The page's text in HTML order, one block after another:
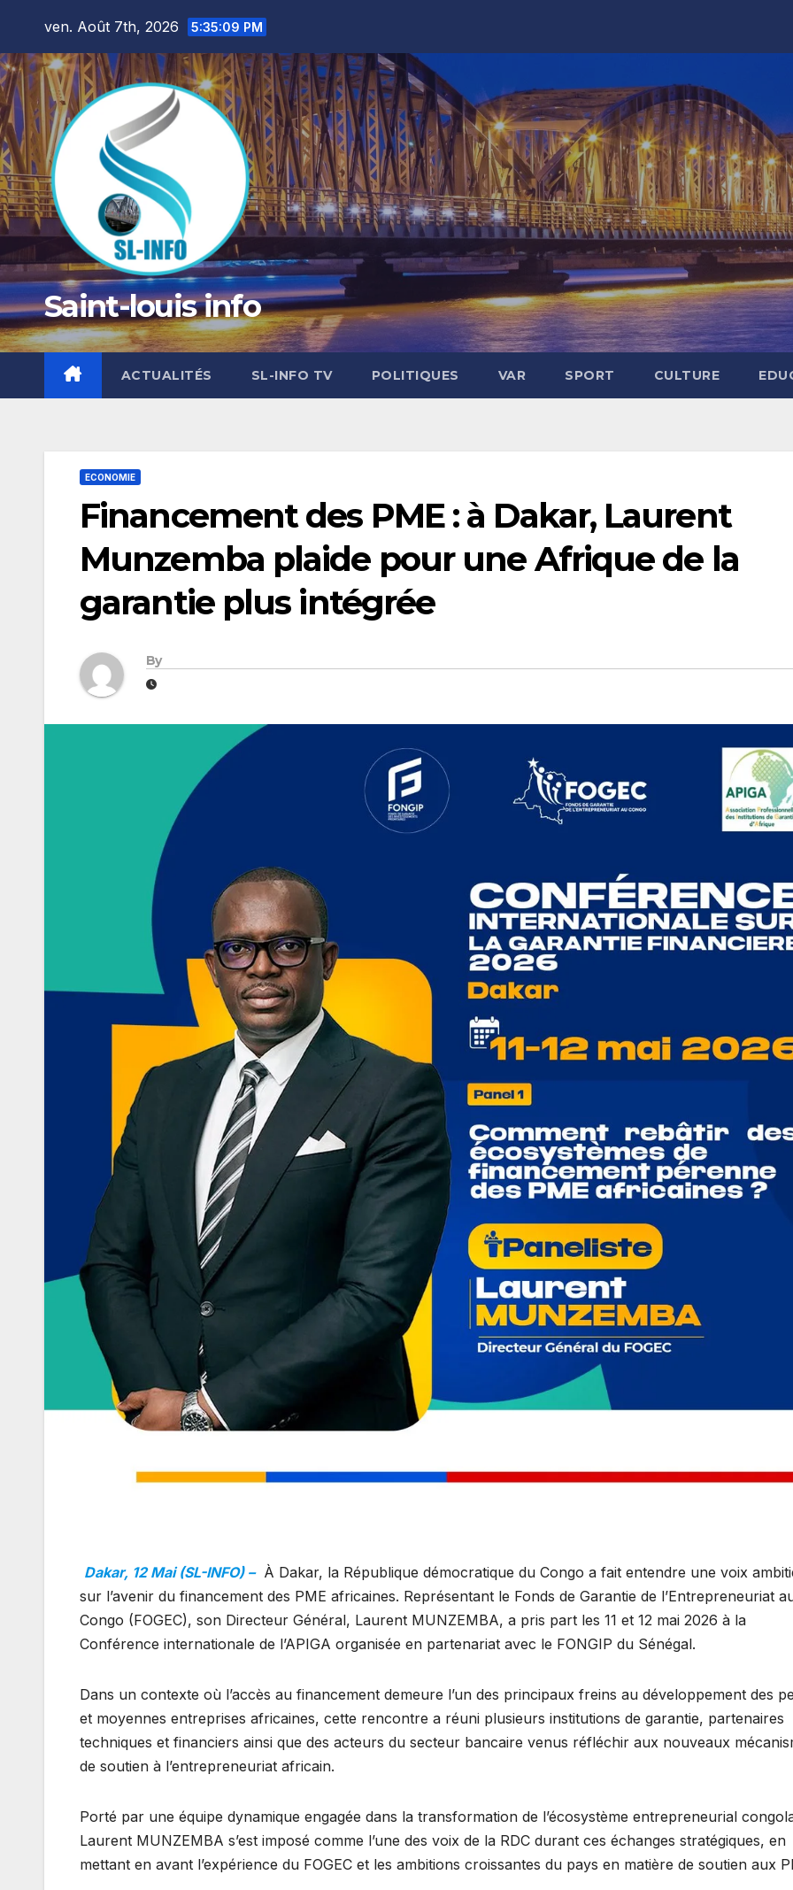
content
ven. Août 7th, 2026 5:35:10 PM
Saint-louis info
ACTUALITÉS SL-INFO TV POLITIQUES VAR SPORT CULTURE
ECONOMIE
Financement des PME : à Dakar, Laurent
Munzemba plaide pour une Afrique de la
garantie plus intégrée
By
Dakar, 12 Mai (SL-INFO) – À Dakar, la République démocratique du Congo a fait entendre une voix
sur l’avenir du financement des PME africaines. Représentant le Fonds de Garantie de l’Entrepreneuriat
Congo (FOGEC), son Directeur Général, Laurent MUNZEMBA, a pris part les 11 et 12 mai 2026 à la
Conférence internationale de l’APIGA organisée en partenariat avec le FONGIP du Sénégal.
Dans un contexte où l’accès au financement demeure l’un des principaux freins au développement des
et moyennes entreprises africaines, cette rencontre a réuni plusieurs institutions de garantie, partenaires
techniques et financiers ainsi que des acteurs du secteur bancaire venus réfléchir aux nouveaux
de soutien à l’entrepreneuriat africain.
Porté par une équipe dynamique engagée dans la transformation de l’écosystème entrepreneurial
Laurent MUNZEMBA s’est imposé comme l’une des voix de la RDC durant ces échanges stratégiques, en
mettant en avant l’expérience du FOGEC et les ambitions croissantes du pays en matière de soutien aux